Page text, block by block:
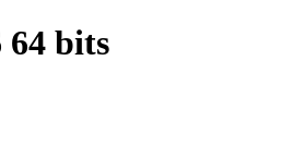
64 bits